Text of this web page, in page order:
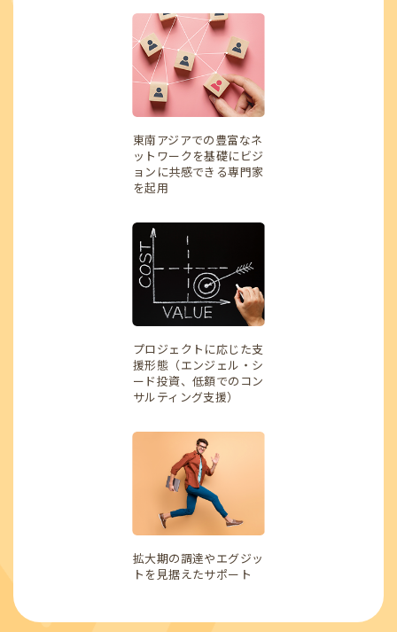
東南アジアでの豊富なネ
ットワークを基礎にビジ
ョンに共感できる専門家
を起用
プロジェクトに応じた支
援形態（エンジェル・シ
ード投資、低額でのコン
サルティング支援）
拡大期の調達やエグジッ
トを見据えたサポート